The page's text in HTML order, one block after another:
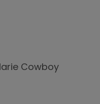
Cowboy